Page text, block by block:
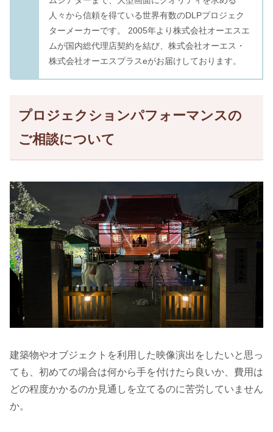
人々から信頼を得ている世界有数のDLPプロジェク
ターメーカーです。 2005年より株式会社オーエスエ
ムが国内総代理店契約を結び、株式会社オーエス・
株式会社オーエスプラスeがお届けしております。
プロジェクションパフォーマンスの
ご相談について
建築物やオブジェクトを利用した映像演出をしたいと思っ
ても、初めての場合は何から手を付けたら良いか、費用は
どの程度かかるのか見通しを立てるのに苦労していません
か。